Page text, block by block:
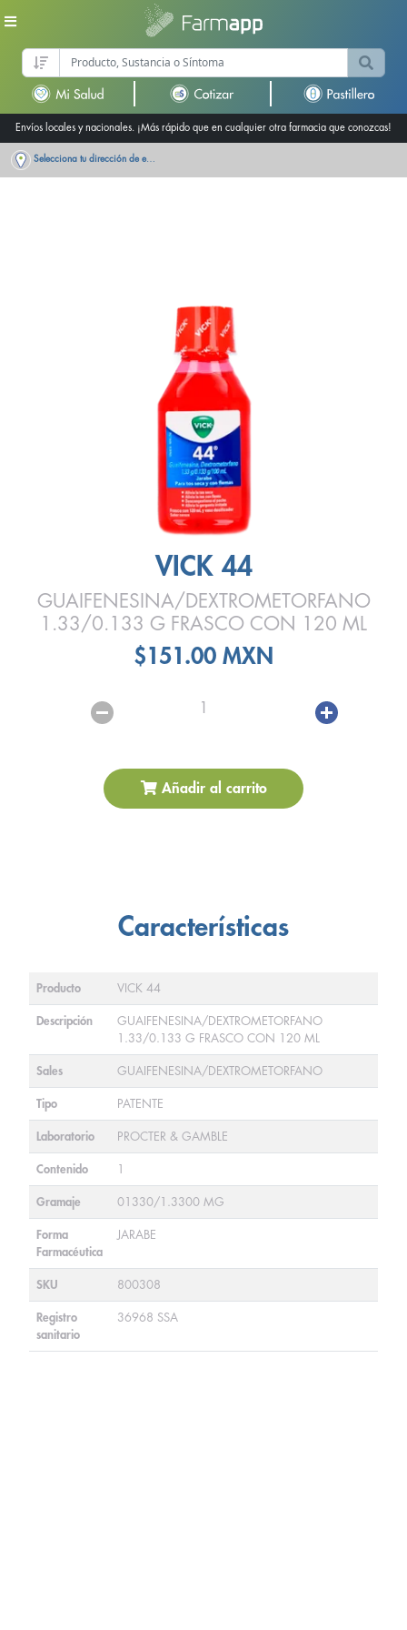
Envíos locales y nacionales. ¡Más rápido que en cualquier otra farmacia que conozcas!
Selecciona tu dirección de entrega
VICK 44
GUAIFENESINA/DEXTROMETORFANO
1.33/0.133 G FRASCO CON 120 ML
$151.00 MXN
1
Añadir al carrito
Características
Producto VICK 44
Descripción
GUAIFENESINA/DEXTROMETORFANO
1.33/0.133 G FRASCO CON 120 ML
Sales GUAIFENESINA/DEXTROMETORFANO
Tipo PATENTE
Laboratorio PROCTER & GAMBLE
Contenido 1
Gramaje 01330/1.3300 MG
Forma
Farmacéutica
JARABE
SKU 800308
Registro
sanitario
36968 SSA